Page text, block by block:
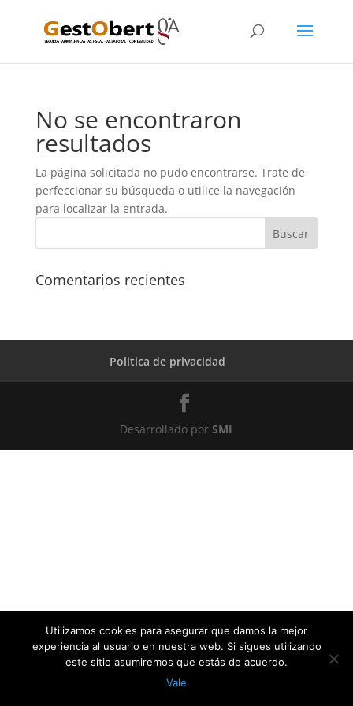
No se encontraron
resultados
La página solicitada no pudo encontrarse. Trate de
perfeccionar su búsqueda o utilice la navegación
para localizar la entrada.
Comentarios recientes
Politica de privacidad
Desarrollado porSMI
Utilizamos cookies para asegurar que damos la mejor
experiencia al usuario en nuestra web. Si sigues utilizando
este sitio asumiremos que estás de acuerdo.
Vale